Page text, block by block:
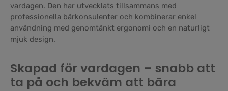
vardagen. Den har utvecklats tillsammans med
professionella bärkonsulenter och kombinerar enkel
användning med genomtänkt ergonomi och en naturligt
mjuk design.
Skapad för vardagen – snabb att
ta på och bekväm att bära